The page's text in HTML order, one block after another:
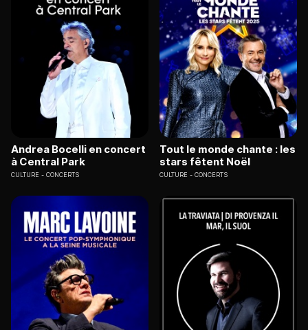
Andrea Bocelli en concert
à Central Park
CULTURE CONCERTS
Tout le monde chante : les
stars fêtent Noël
CULTURE CONCERTS